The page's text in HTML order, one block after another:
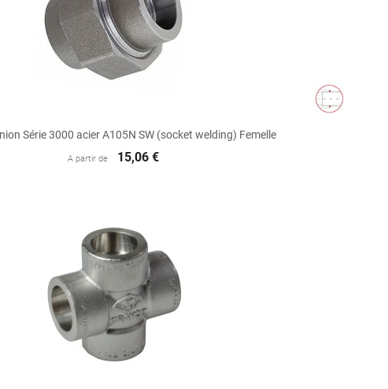
Aperçu rapide
Série 3000 acier A105N SW (socket welding) Femelle
A partir de 15,06 €